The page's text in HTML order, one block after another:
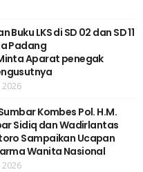
Buku LKS di SD 02 dan SD 11
Padang
Aparat penegak
2026
Kombes Pol. H.M.
Sidiq dan Wadirlantas
Sampaikan Ucapan
Wanita Nasional
2026